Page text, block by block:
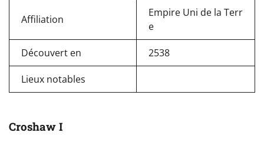
Affiliation
Empire Uni de la Terr
e
Découvert en 2538
Lieux notables
Croshaw I